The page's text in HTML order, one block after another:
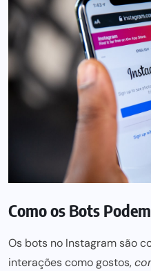
Como os Bots
Os bots no Instagram são
interações como gostos,